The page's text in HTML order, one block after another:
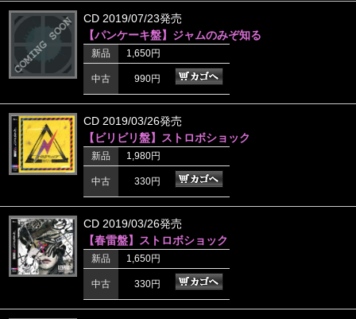
CD 2019/07/23発売
【パンケーキ盤】ジャムのみぞ知る
新品 1,650円
中古 990円
CD 2019/03/26発売
【ビリビリ盤】ストロボショック
新品 1,980円
中古 330円
CD 2019/03/26発売
【春雷盤】ストロボショック
新品 1,650円
中古 330円